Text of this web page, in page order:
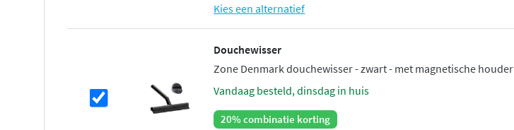
Kies een alternatief
Douchewisser
Zone Denmark douchewisser - zwart - met magnetische houder
vandaag besteld, dinsdag in huis
20% combinatie korting